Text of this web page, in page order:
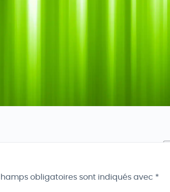
obligatoires sont indiqués avec *